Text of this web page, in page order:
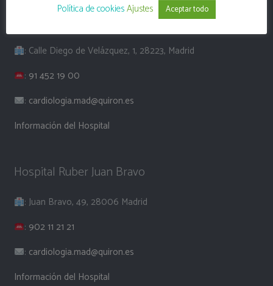
Hospital Universitario Quirón Madrid
: Calle Diego de Velázquez, 1, 28223, Madrid
: 91 452 19 00
: cardiologia.mad@quiron.es
Información del Hospital
Hospital Ruber Juan Bravo
: Juan Bravo, 49, 28006 Madrid
: 902 11 21 21
: cardiologia.mad@quiron.es
Información del Hospital
Política de cookiesAjustes Aceptar todo